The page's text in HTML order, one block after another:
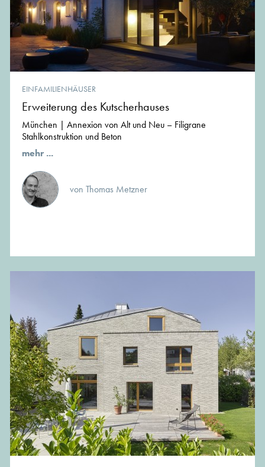
EINFAMILIENHÄUSER
Erweiterung des Kutscherhauses
München | Annexion von Alt und Neu – Filigrane
Stahlkonstruktion und Beton
mehr ...
von Thomas Metzner